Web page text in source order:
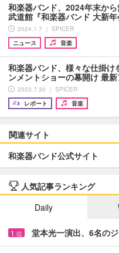
和楽器バンド、2024年末か
武道館『和楽器バンド 大新
2024.1.7 ｜ SPICER
ニュース
音楽
和楽器バンド、様々な仕掛け
ンメントショーの幕開け 最
2023.7.30 ｜ SPICER
レポート
音楽
関連サイト
和楽器バンド公式サイト
人気記事ランキング
Daily
1 位 堂本光一演出、6名の